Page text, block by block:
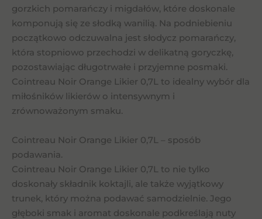
gorzkich pomarańczy i migdałów, które doskonale
komponują się ze słodką wanilią. Na podniebieniu
początkowo odczuwalna jest słodycz pomarańczy,
która stopniowo przechodzi w delikatną goryczkę,
pozostawiając długotrwałe i przyjemne posmaki.
Cointreau Noir Orange Likier 0,7L to idealny wybór dla
miłośników likierów o intensywnym i
zrównoważonym smaku.
Cointreau Noir Orange Likier 0,7L – sposób
podawania.
Cointreau Noir Orange Likier 0,7L to nie tylko
doskonały składnik koktajli, ale także wyjątkowy
trunek, który można podawać samodzielnie. Jego
głęboki smak i aromat doskonale podkreślają nuty